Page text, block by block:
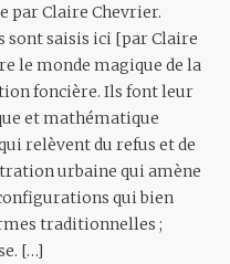
par Claire Chevrier.
sont saisis ici [par Claire
le monde magique de la
foncière. Ils font leur
et mathématique
relèvent du refus et de
urbaine qui amène
qui bien
traditionnelles ;
[…]